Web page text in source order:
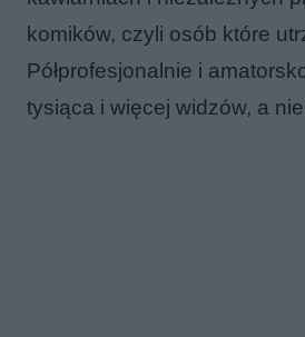
komików, czyli osób które
Półprofesjonalnie i
tysiąca i więcej widzów, a